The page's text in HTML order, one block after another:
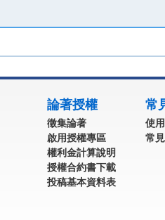
論著授權
徵集論著
啟用授權專區
權利金計算說明
授權合約書下載
投稿基本資料表
常
使
常